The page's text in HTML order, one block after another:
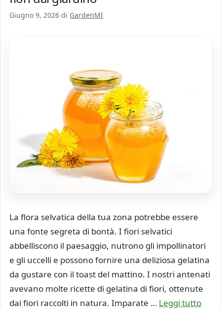
Giugno 9, 2026 di GardenMI
La flora selvatica della tua zona potrebbe essere
una fonte segreta di bontà. I fiori selvatici
abbelliscono il paesaggio, nutrono gli impollinatori
e gli uccelli e possono fornire una deliziosa gelatina
da gustare con il toast del mattino. I nostri antenati
avevano molte ricette di gelatina di fiori, ottenute
dai fiori raccolti in natura. Imparate … Leggi tutto